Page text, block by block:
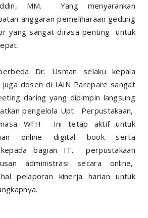
MM. Yang menyarankan
anggaran pemeliharaan gedung
yang sangat dirasa penting untuk
Dr. Usman selaku kepala
juga dosen di IAIN Parepare sangat
daring yang dipimpin langsung
pengelola Upt. Perpustakaan,
WFH Ini tetap aktif untuk
online digital book serta
kepada bagian IT. perpustakaan
administrasi secara online,
pelaporan kinerja harian untuk